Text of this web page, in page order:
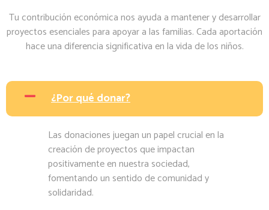
Tu contribución económica nos ayuda a mantener y desarrollar
proyectos esenciales para apoyar a las familias. Cada aportación
hace una diferencia significativa en la vida de los niños.
¿Por qué donar?
Las donaciones juegan un papel crucial en la
creación de proyectos que impactan
positivamente en nuestra sociedad,
fomentando un sentido de comunidad y
solidaridad.